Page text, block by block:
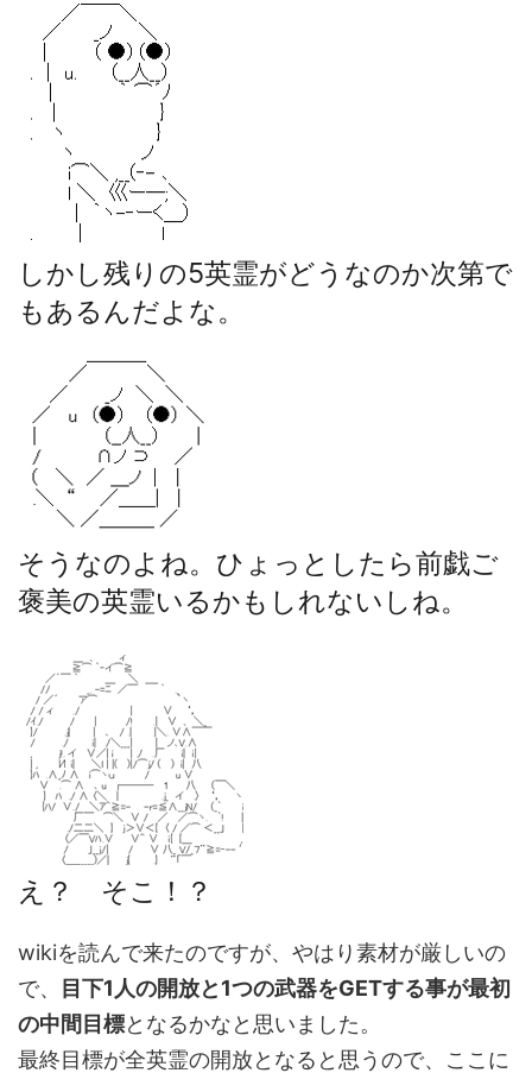
しかし残りの5英霊がどうなのか次第で
もあるんだよな。
そうなのよね。ひょっとしたら前戯ご
褒美の英霊いるかもしれないしね。
え？ そこ！？
wikiを読んで来たのですが、やはり素材が厳しいの
で、 目下1人の開放と1つの武器をGETする事が最初
の中間目標となるかなと思いました。
最終目標が全英霊の開放となると思うので、ここに